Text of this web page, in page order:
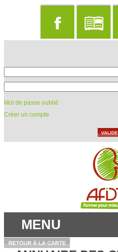
Mot de passe oublié
Créer un compte
MENU